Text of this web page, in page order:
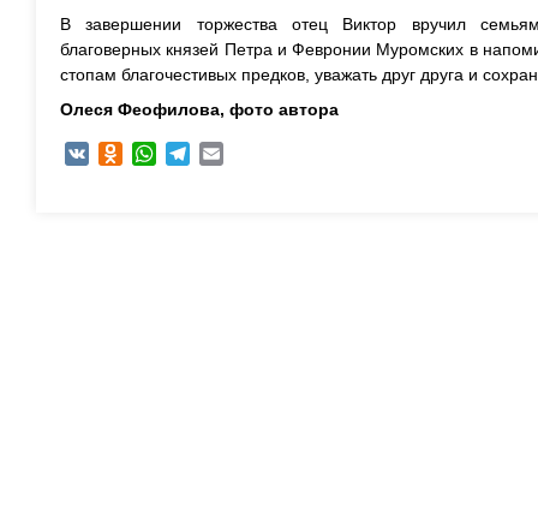
В завершении торжества отец Виктор вручил
благоверных князей Петра и Февронии Муромских в
стопам благочестивых предков, уважать друг друга и
Олеся Феофилова, фото автора
VK Odnoklassniki
WhatsAppTelegram